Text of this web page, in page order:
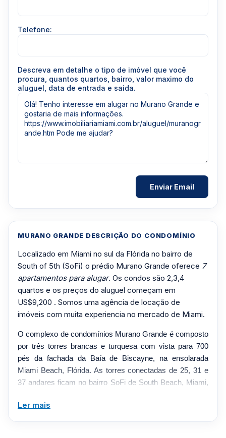
MURANO GRANDE DESCRIÇÃO DO CONDOMÍNIO
Localizado em Miami no sul da Flórida no bairro de
South of 5th (SoFi) o prédio Murano Grande oferece 7
apartamentos para alugar. Os condos são 2,3,4
quartos e os preços do aluguel começam em
US$9,200 . Somos uma agência de locação de
imóveis com muita experiencia no mercado de Miami.
O complexo de condomínios Murano Grande é composto
por três torres brancas e turquesa com vista para 700
pés da fachada da Baía de Biscayne, na ensolarada
Miami Beach, Flórida. As torres conectadas de 25, 31 e
37 andares ficam no bairro SoFi de South Beach, Miami,
agitada e as praias arenosas proporcionam alguns
Ler mais
Telefone:
Descreva em detalhe o tipo de imóvel que você
procura, quantos quartos, bairro, valor maximo do
aluguel, data de entrada e saida.